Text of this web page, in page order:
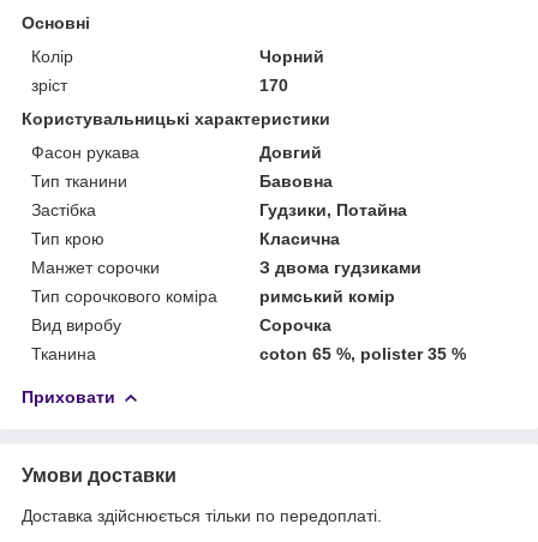
Основні
Колір
Чорний
зріст
170
Користувальницькі характеристики
Фасон рукава
Довгий
Тип тканини
Бавовна
Застібка
Гудзики, Потайна
Тип крою
Класична
Манжет сорочки
З двома гудзиками
Тип сорочкового коміра
римський комір
Вид виробу
Сорочка
Тканина
coton 65 %, polister 35 %
Приховати
Умови доставки
Доставка здійснюється тільки по передоплаті.